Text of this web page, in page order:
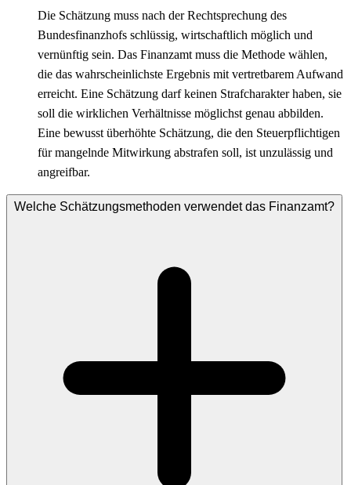
Die Schätzung muss nach der Rechtsprechung des
Bundesfinanzhofs schlüssig, wirtschaftlich möglich und
vernünftig sein. Das Finanzamt muss die Methode wählen,
die das wahrscheinlichste Ergebnis mit vertretbarem Aufwand
erreicht. Eine Schätzung darf keinen Strafcharakter haben, sie
soll die wirklichen Verhältnisse möglichst genau abbilden.
Eine bewusst überhöhte Schätzung, die den Steuerpflichtigen
für mangelnde Mitwirkung abstrafen soll, ist unzulässig und
angreifbar.
Welche Schätzungsmethoden verwendet das Finanzamt?